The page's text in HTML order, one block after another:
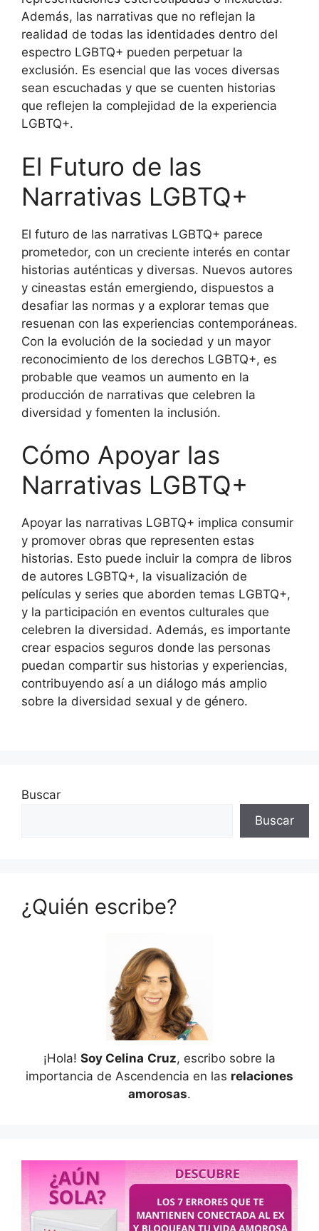
Además, las narrativas que no reflejan la
realidad de todas las identidades dentro del
espectro LGBTQ+ pueden perpetuar la
exclusión. Es esencial que las voces diversas
sean escuchadas y que se cuenten historias
que reflejen la complejidad de la experiencia
LGBTQ+.
El Futuro de las
Narrativas LGBTQ+
El futuro de las narrativas LGBTQ+ parece
prometedor, con un creciente interés en contar
historias auténticas y diversas. Nuevos autores
y cineastas están emergiendo, dispuestos a
desafiar las normas y a explorar temas que
resuenan con las experiencias contemporáneas.
Con la evolución de la sociedad y un mayor
reconocimiento de los derechos LGBTQ+, es
probable que veamos un aumento en la
producción de narrativas que celebren la
diversidad y fomenten la inclusión.
Cómo Apoyar las
Narrativas LGBTQ+
Apoyar las narrativas LGBTQ+ implica consumir
y promover obras que representen estas
historias. Esto puede incluir la compra de libros
de autores LGBTQ+, la visualización de
películas y series que aborden temas LGBTQ+,
y la participación en eventos culturales que
celebren la diversidad. Además, es importante
crear espacios seguros donde las personas
puedan compartir sus historias y experiencias,
contribuyendo así a un diálogo más amplio
sobre la diversidad sexual y de género.
Buscar
Buscar
¿Quién escribe?
¡Hola! Soy Celina Cruz, escribo sobre la
importancia de Ascendencia en las relaciones
amorosas.